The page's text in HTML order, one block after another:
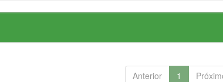
Anterior 1